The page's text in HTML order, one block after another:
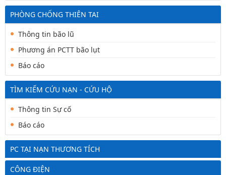
PHÒNG CHỐNG THIÊN TAI
Thông tin bão lũ
Phương án PCTT bão lụt
Báo cáo
TÌM KIẾM CỨU NẠN - CỨU HỘ
Thông tin Sự cố
Báo cáo
PC TẠI NẠN THƯƠNG TÍCH
CÔNG ĐIỆN